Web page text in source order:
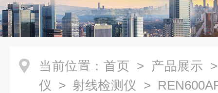
当前位置： 首页 > 产品展示
仪 > 射线检测仪 >